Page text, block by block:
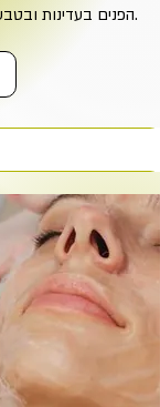
הפנים בעדינות ובטבעיות.